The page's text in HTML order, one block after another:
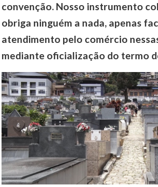
convenção. Nosso instrumento
obriga ninguém a nada, apenas
atendimento pelo comércio
mediante oficialização do termo